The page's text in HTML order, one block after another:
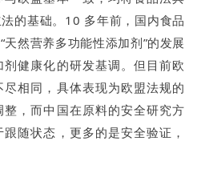
的基础。10 多年前，国内食品
然营养多功能性添加剂”的发展
健康化的研发基调。但目前欧
相同，具体表现为欧盟法规的
，而中国在原料的安全研究方
随状态，更多的是安全验证，